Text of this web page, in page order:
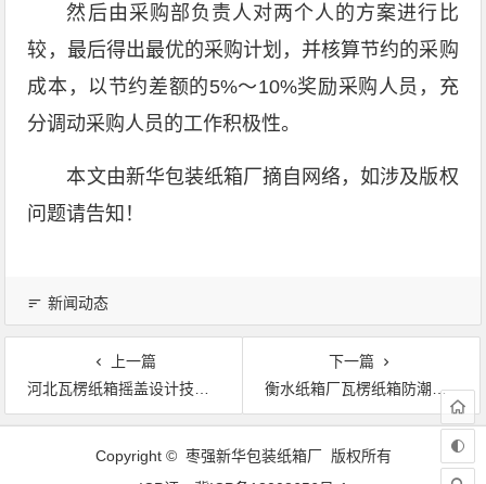
然后由采购部负责人对两个人的方案进行比
较，最后得出最优的采购计划，并核算节约的采购
成本，以节约差额的5%～10%奖励采购人员，充
分调动采购人员的工作积极性。
本文由新华包装纸箱厂摘自网络，如涉及版权
问题请告知！
新闻动态
上一篇
河北瓦楞纸箱摇盖设计技术要点
下一篇
衡水纸箱厂瓦楞纸箱防潮方案
Copyright © 枣强新华包装纸箱厂 版权所有